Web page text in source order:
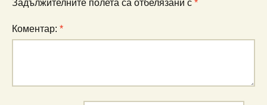
Задължителните полета са отбелязани с *
Коментар: *